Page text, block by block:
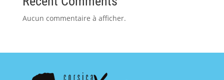
Aucun commentaire à afficher.